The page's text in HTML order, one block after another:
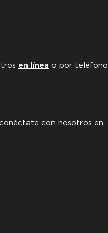
en línea o por teléfono
con nosotros en